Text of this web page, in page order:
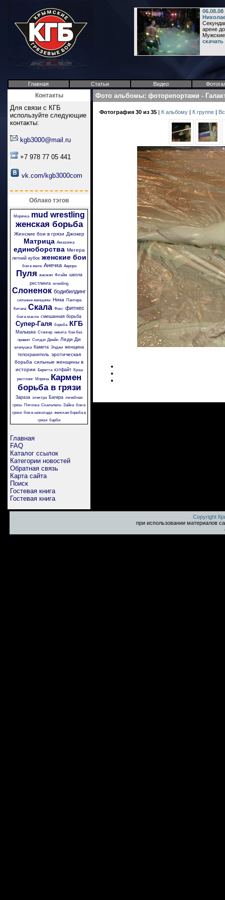
арене
Главная Статьи Видео
Контакты
Для связи с КГБ
используйте следующие
контакты:
kgb3000@mail.ru
+7 978 77 05 441
vk.com/kgb3000com
Облако тэгов
Морячка mud wrestling
женская борьба
Женские бои в грязи Джокер
Матрица Амазонка
единоборства Мегера
летний кубок женские бои
бои в желе Анечка Аврора
Пуля жасмин Флэйм школа
рестлинга wrestling
Слоненок бодибилдинг
сильные женщины Ника
Пантера
Китана Скала Фокс фитнес
бои в масле смешанная борьба
Супер-Галя борьба КГБ
Малышка Стингер никита бои без
правил Солдат Джейн Леди Ди
аленушка Камета Энджи женщина
телохранитель эротическая
борьба сильные женщины в
истории
Беретта кэтфайт
Крэш
рестлинг
Моряча
Кармен
борьба в грязи
Зараза электра Багира лечебная
грязь Пяточка Скальпель Зайка бои в
грязи бои в шоколаде женская борьба в
грязи барби
Главная
FAQ
Каталог ссылок
Категории новостей
Обратная связь
Карта сайта
Поиск
Гостевая книга
Гостевая книга
Фото альбомы: фоторепортажи -
Фотография 30 из 35 | К альбому | К группе |
Copyright
при использовании материалов